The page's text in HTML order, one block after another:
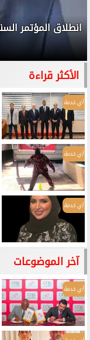
الأكثر قراءة
أي خدمة
أي خدمة
أي خدمة
آخر الموضوعات
أي خدمة